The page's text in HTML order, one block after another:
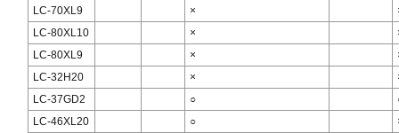
LC-70XL9
×
LC-80XL10
×
LC-80XL9
×
LC-32H20
×
LC-37GD2
○
LC-46XL20
○